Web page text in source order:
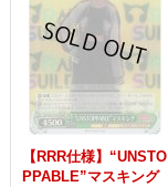
【RRR仕様】“UNSTO
PPABLE”マスキング